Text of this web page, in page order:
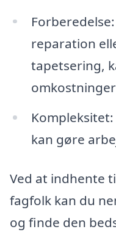
reparation
tapetsering,
kan gøre
Ved at indhente
fagfolk kan du
og finde den